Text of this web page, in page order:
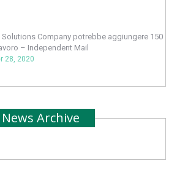
Company potrebbe aggiungere 150
– Independent Mail
28, 2020
News Archive